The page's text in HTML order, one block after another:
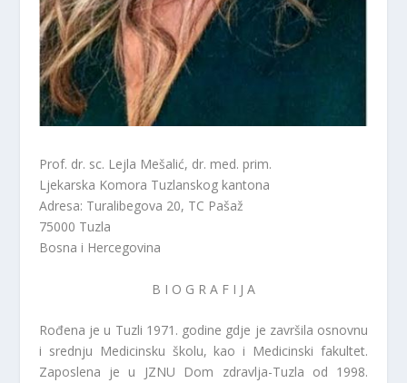
Prof. dr. sc. Lejla Mešalić, dr. med. prim.
Ljekarska Komora Tuzlanskog kantona
Adresa: Turalibegova 20, TC Pašaž
75000 Tuzla
Bosna i Hercegovina
B I O G R A F I J A
Rođena je u Tuzli 1971. godine gdje je završila osnovnu
i srednju Medicinsku školu, kao i Medicinski fakultet.
Zaposlena je u JZNU Dom zdravlja-Tuzla od 1998.